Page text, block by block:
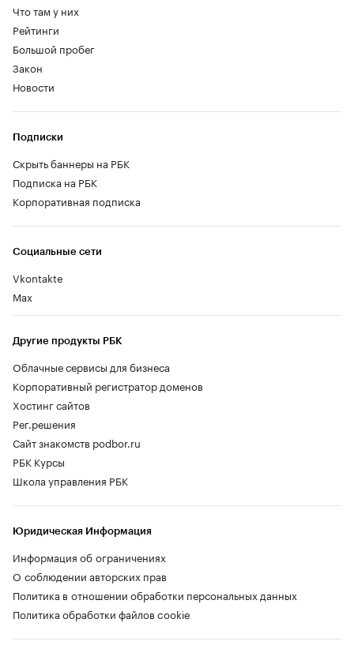
Что там у них
Рейтинги
Большой пробег
Закон
Новости
Социальные сети
Vkontakte
Max
Другие продукты РБК
Облачные сервисы для бизнеса
Корпоративный регистратор доменов
Хостинг сайтов
Рег.решения
Сайт знакомств podbor.ru
РБК Курсы
Школа управления РБК
Подписки
Скрыть баннеры на РБК
Подписка на РБК
Корпоративная подписка
Юридическая Информация
Информация об ограничениях
О соблюдении авторских прав
Политика в отношении обработки персональных данных
Политика обработки файлов cookie